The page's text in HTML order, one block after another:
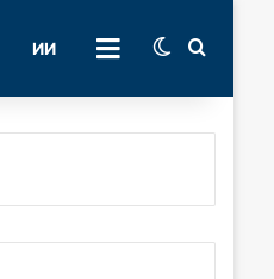
ИИ РУБРИКИSwitch skin